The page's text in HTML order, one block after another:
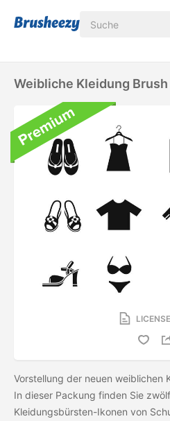
Weibliche Kleidung Brush
Vorstellung der neuen weiblichen
In dieser Packung finden Sie
Kleidungsbürsten-Ikonen von